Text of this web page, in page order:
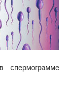
спермограмме